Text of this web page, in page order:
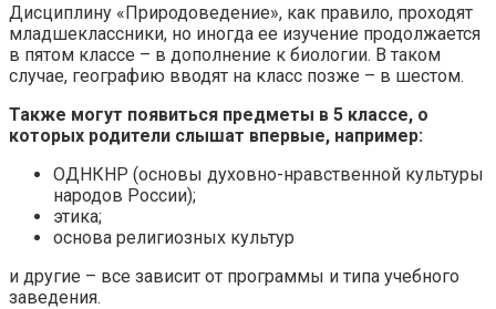
Дисциплину «Природоведение», как правило, проходят
младшеклассники, но иногда ее изучение продолжается
в пятом классе – в дополнение к биологии. В таком
случае, географию вводят на класс позже – в шестом.
Также могут появиться предметы в 5 классе, о
которых родители слышат впервые, например:
ОДНКНР (основы духовно-нравственной культуры
народов России);
этика;
основа религиозных культур
и другие – все зависит от программы и типа учебного
заведения.